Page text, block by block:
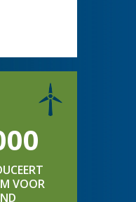
VOOR